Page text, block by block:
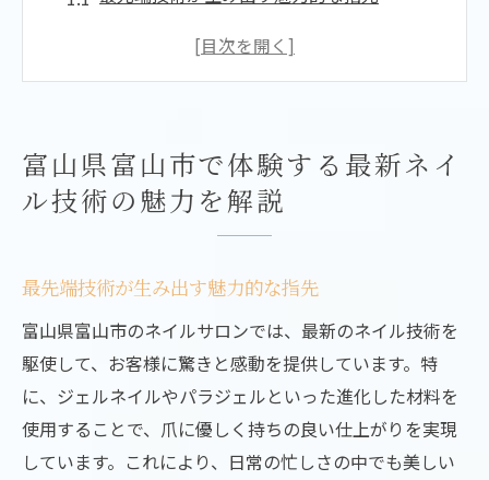
季節ごとのトレンドネイルの紹介
持ちの良さとデザイン性を兼ね備えたネイ
ル
ネイルデザインの幅広さと対応力が富山市で光
る理由
多様なデザインオプションとその利点
顧客の希望を叶えるカスタマイズ力
実際の事例から学ぶデザインの可能性
最新技術で生まれる個性的なアート
富山県富山市で体験する最新ネイ
ル技術の魅力を解説
最先端技術が生み出す魅力的な指先
富山県富山市のネイルサロンでは、最新のネイル技術を
駆使して、お客様に驚きと感動を提供しています。特
に、ジェルネイルやパラジェルといった進化した材料を
使用することで、爪に優しく持ちの良い仕上がりを実現
しています。これにより、日常の忙しさの中でも美しい